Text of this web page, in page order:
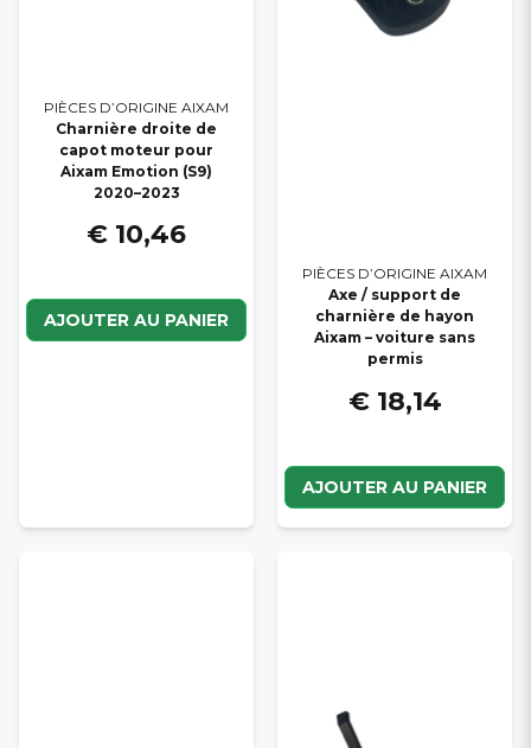
PIÈCES D’ORIGINE AIXAM
Charnière droite de
capot moteur pour
Aixam Emotion (S9)
2020–2023
€ 10,46
AJOUTER AU PANIER
PIÈCES D’ORIGINE AIXAM
Axe / support de
charnière de hayon
Aixam – voiture sans
permis
€ 18,14
AJOUTER AU PANIER